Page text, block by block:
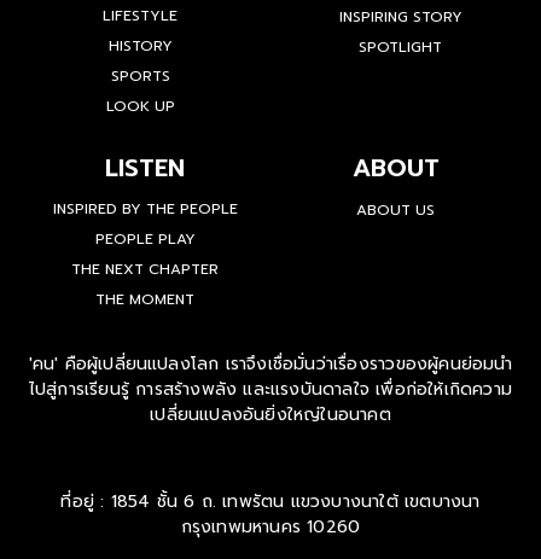
CULTURE
LIFESTYLE
HISTORY
SPORTS
DEEP PEOPLE
INSPIRING STORY
LISTEN
INSPIRED BY THE PEOPLE
PEOPLE PLAY
THE NEXT CHAPTER
ABOUT
'คน' คือผู้เปลี่ยนแปลงโลก เราจึงเชื่อมั่นว่าเรื่องราวของผู้คนย่อมนำ
ไปสู่การเรียนรู้ การสร้างพลัง และแรงบันดาลใจ เพื่อก่อให้เกิดความ
ที่อยู่ : 1854 ชั้น 6 ถ. เทพรัตน แขวงบางนาใต้ เขตบางนา